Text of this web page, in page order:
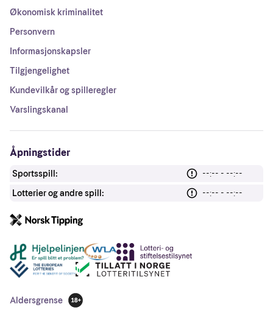
Økonomisk kriminalitet
Personvern
Informasjonskapsler
Tilgjengelighet
Kundevilkår og spilleregler
Varslingskanal
Åpningstider
Sportsspill:
--:-- - --:--
Lotterier og andre spill:
--:-- - --:--
Andre lenker
Aldersgrense
18 år